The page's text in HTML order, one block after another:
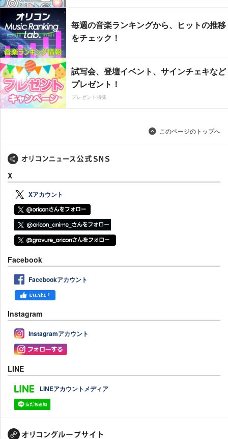
毎週の音楽ランキングから、ヒットの推移
をチェック！
試写会、登壇イベント、サインチェキなど
プレゼント！
プレゼント特集
このページのトップへ
X
Xアカウント
Facebook
Facebookアカウント
Instagram
Instagramアカウント
LINE
LINEアカウントメディア